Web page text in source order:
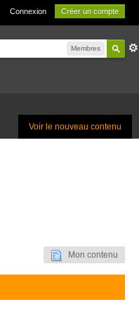
Connexion Créer un compte
Membres
Voir le nouveau contenu
Mon contenu